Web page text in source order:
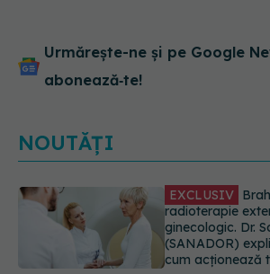
Urmărește-ne și pe Google
abonează‑te!
NOUTĂȚI
EXCLUSIV De
cu cancer de col
la operație. Dr.
(SANADOR):